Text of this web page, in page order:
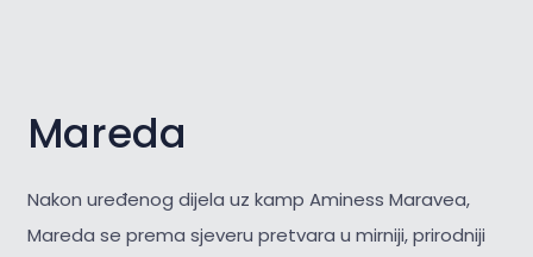
Mareda
Nakon uređenog dijela uz kamp Aminess Maravea,
Mareda se prema sjeveru pretvara u mirniji, prirodniji